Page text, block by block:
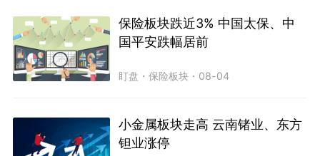
保险板块跌近3% 中国太保、中
国平安跌幅居前
盯盘 ・保险板块 ・ 08-04
小金属板块走高 云南锗业、东方
钽业涨停